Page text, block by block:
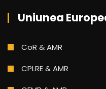
Uniunea
CoR & AMR
CPLRE & AMR